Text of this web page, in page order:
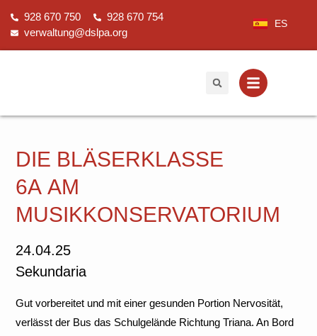
Inhalt
springen
928 670 750
928 670 754
verwaltung@dslpa.org
ES
DIE BLÄSERKLASSE
6A AM
MUSIKKONSERVATORIUM
24.04.25
Sekundaria
Gut vorbereitet und mit einer gesunden Portion Nervosität,
verlässt der Bus das Schulgelände Richtung Triana. An Bord